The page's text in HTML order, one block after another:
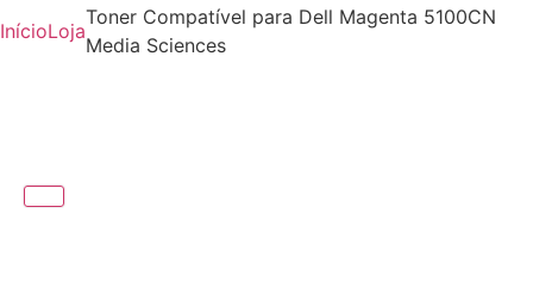
InícioLoja
Toner Compatível para Dell Magenta 5100CN
Media Sciences